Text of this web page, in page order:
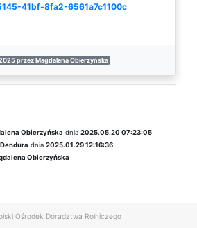
41bf-8fa2-6561a7c1100c
przez Magdalena Obierzyńska
Obierzyńska dnia 2025.05.20 07:23:05
dnia 2025.01.29 12:16:36
Obierzyńska
Ośrodek Doradztwa Rolniczego